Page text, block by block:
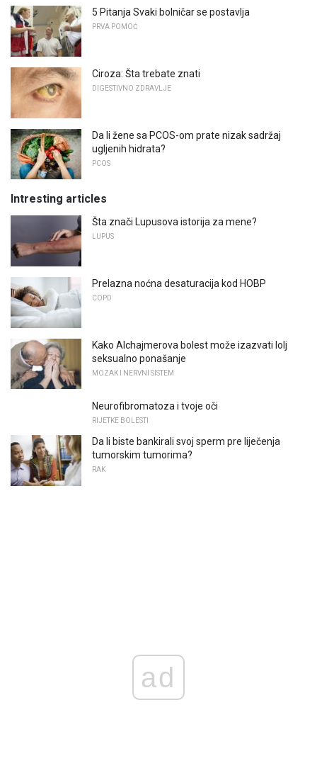
5 Pitanja Svaki bolničar se postavlja
PRVA POMOĆ
Ciroza: Šta trebate znati
DIGESTIVNO ZDRAVLJE
Da li žene sa PCOS-om prate nizak sadržaj
ugljenih hidrata?
PCOS
Intresting articles
Šta znači Lupusova istorija za mene?
LUPUS
Prelazna noćna desaturacija kod HOBP
COPD
Kako Alchajmerova bolest može izazvati lolj
seksualno ponašanje
MOZAK I NERVNI SISTEM
Neurofibromatoza i tvoje oči
RIJETKE BOLESTI
Da li biste bankirali svoj sperm pre liječenja
tumorskim tumorima?
RAK
ad